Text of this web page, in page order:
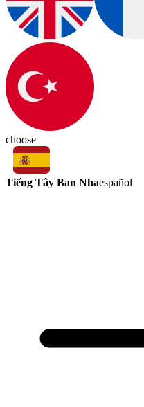
choose
Tiếng Tây Ban Nhaespañol